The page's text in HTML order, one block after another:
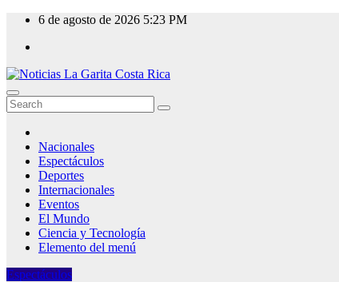
Skip
content
6 de agosto de 2026 5:23 PM
Nacionales
Espectáculos
Deportes
Internacionales
Eventos
El Mundo
Ciencia y Tecnología
Elemento del menú
Espectáculos